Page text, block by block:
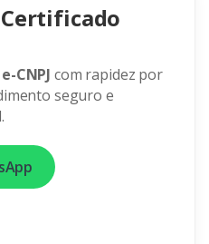
e-CNPJ com rapidez por
seguro e